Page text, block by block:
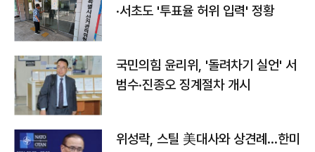
·서초도 '투표율 허위 입력' 정황
국민의힘 윤리위, '돌려차기 실언' 서
범수·진종오 징계절차 개시
위성락, 스틸 美대사와 상견례…한미